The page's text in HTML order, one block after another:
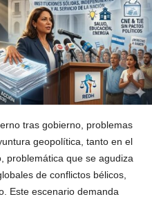
tras gobierno, problemas
geopolítica, tanto en el
problemática que se agudiza
de conflictos bélicos,
Este escenario demanda